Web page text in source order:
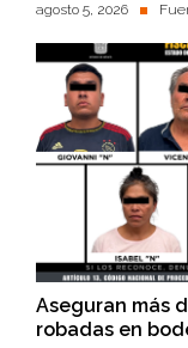
agosto 5, 2026
Aseguran más
robadas en